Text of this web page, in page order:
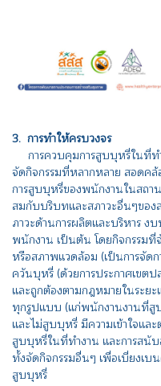
3. การทำให้ครบวงจร
การควบคุมการสูบบุหรี่ในที่ท
จัดกิจกรรมที่หลากหลาย สอดค
การสูบบุหรี่ของพนักงานในสถา
สมกับบริบทและสภาวะอื่นๆของ
ภาวะด้านการผลิตและบริหาร
พนักงาน เป็นต้น โดยกิจกรรม
หรือสภาพแวดล้อม (เป็นการจัด
ควันบุหรี่ (ด้วยการประกาศเข
และถูกต้องตามกฎหมายในระยะ
ทุกรูปแบบ (แก่พนักงานงานที่
และไม่สูบบุหรี่ มีความเข้าใจแล
สูบบุหรี่ในที่ทำงาน และการส
ทั้งจัดกิจกรรมอื่นๆ เพื่อเบี่ยงเบ
สูบบุหรี่